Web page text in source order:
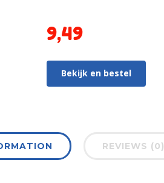
9,49
Bekijk en bestel
REVIEWS (0)